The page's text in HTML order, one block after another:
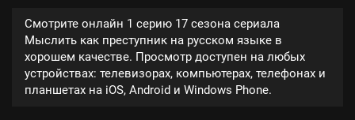
Смотрите онлайн 1 серию 17 сезона сериала
Мыслить как преступник на русском языке в
хорошем качестве. Просмотр доступен на любых
устройствах: телевизорах, компьютерах, телефонах и
планшетах на iOS, Android и Windows Phone.